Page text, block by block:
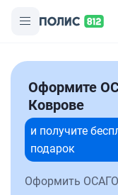
Оформите
Коврове
и получите
подарок
Оформить ОСАГО